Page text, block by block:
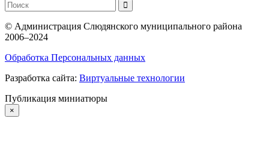
© Администрация Слюдянского муниципального района
2006–2024
Обработка Персональных данных
Разработка сайта: Виртуальные технологии
Публикация миниатюры
×